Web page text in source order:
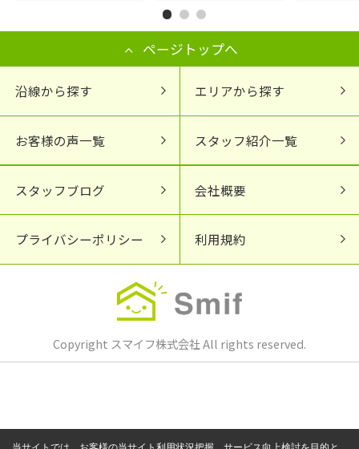
ページトップへ
沿線から探す エリアから探す
お客様の声一覧 スタッフ紹介一覧
スタッフブログ 会社概要
プライバシーポリシー 利用規約
Copyright スマイフ株式会社 All rights reserved.